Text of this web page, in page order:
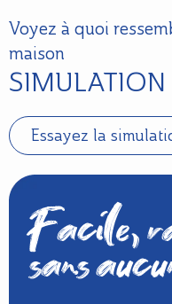
Voyez à quoi
maison
Essayez la
Facile,
sans